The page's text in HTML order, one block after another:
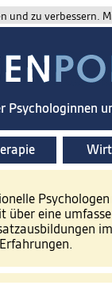
zu verbessern.
Psychologinnen
über eine